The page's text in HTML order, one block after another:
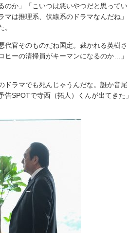
のか」「こいつは悪いやつだと思ってい
は推理系、伏線系のドラマなんだね」
。
官そのものだね国定。裁かれる英樹さ
ヒーの清掃員がキーマンになるのか…」
ラマでも死んじゃうんだな。誰か音尾
SPOTで寺西（拓人）くんが出てきた」